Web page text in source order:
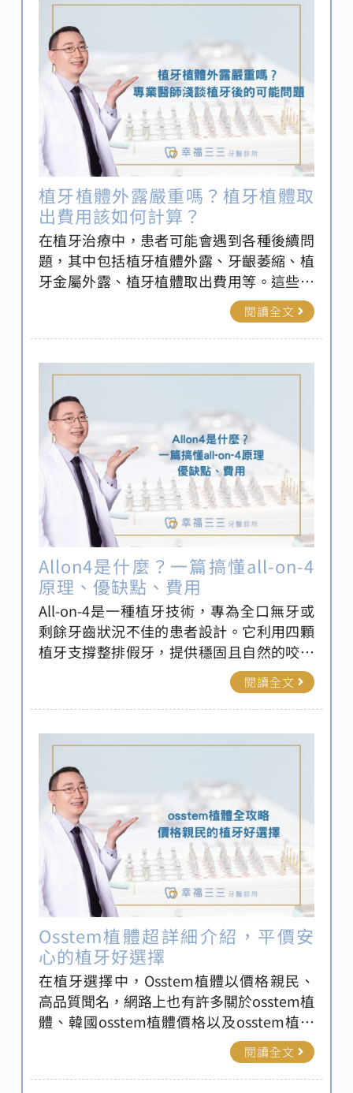
植牙植體外露嚴重嗎？植牙植體取
出費用該如何計算？
在植牙治療中，患者可能會遇到各種後續問
題，其中包括植牙植體外露、牙齦萎縮、植
牙金屬外露、植牙植體取出費用等。這些問
題不僅影響口腔美觀，還可能對健康造成不
良影響。新北牙醫推薦-幸福三三牙醫，提供
最佳的口腔解決方案，確保每位患者都能擁
有健康、自信的笑容。
閱讀全文
Allon4是什麼？一篇搞懂all-on-4
原理、優缺點、費用
All-on-4是一種植牙技術，專為全口無牙或
剩餘牙齒狀況不佳的患者設計。它利用四顆
植牙支撐整排假牙，提供穩固且自然的咬合
效果。相比傳統植牙，All-on-4具備手術時
間短、康復快、成本較低等優點。新北牙醫
推薦-幸福三三牙醫將深入介紹All-on-4的原
理、優缺點及費用，幫助患者重拾自信笑容
閱讀全文
Osstem植體超詳細介紹，平價安
心的植牙好選擇
在植牙選擇中，Osstem植體以價格親民、
高品質聞名，網路上也有許多關於osstem植
體、韓國osstem植體價格以及osstem植體
材質的討論，本篇文章，由新北牙醫推薦-幸
福三三牙醫推出Osstem植體解決方案，帶
您深入了解osstem植體，讓您輕鬆擁有完美
閱讀全文